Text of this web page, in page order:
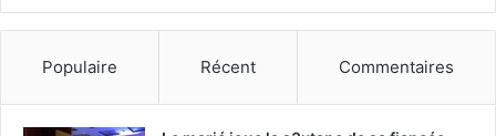
Populaire Récent Commentaires